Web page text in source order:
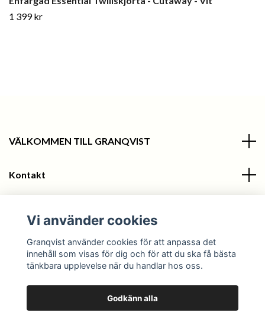
1 399 kr
VÄLKOMMEN TILL GRANQVIST
Kontakt
Sociala medier
Vi använder cookies
Granqvist använder cookies för att anpassa det
innehåll som visas för dig och för att du ska få bästa
tänkbara upplevelse när du handlar hos oss.
Godkänn alla